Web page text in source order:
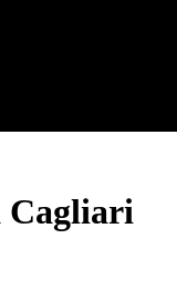
Cagliari